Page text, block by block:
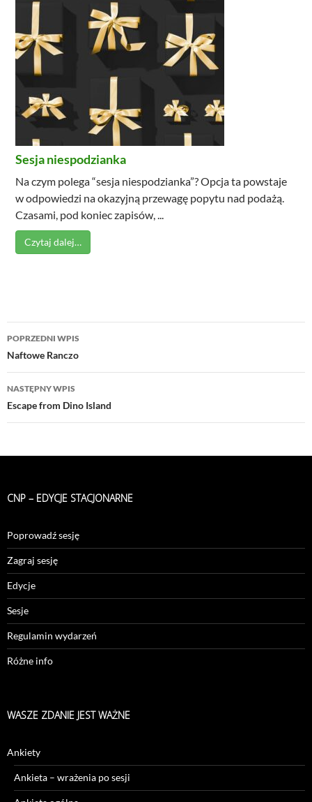
Sesja niespodzianka
Na czym polega “sesja niespodzianka”? Opcja ta powstaje
w odpowiedzi na okazyjną przewagę popytu nad podażą.
Czasami, pod koniec zapisów, ...
Czytaj dalej…
Nawigacja
wpisu
POPRZEDNI WPIS
Naftowe Ranczo
NASTĘPNY WPIS
Escape from Dino Island
CNP – EDYCJE STACJONARNE
Poprowadź sesję
Zagraj sesję
Edycje
Sesje
Regulamin wydarzeń
Różne info
WASZE ZDANIE JEST WAŻNE
Ankiety
Ankieta – wrażenia po sesji